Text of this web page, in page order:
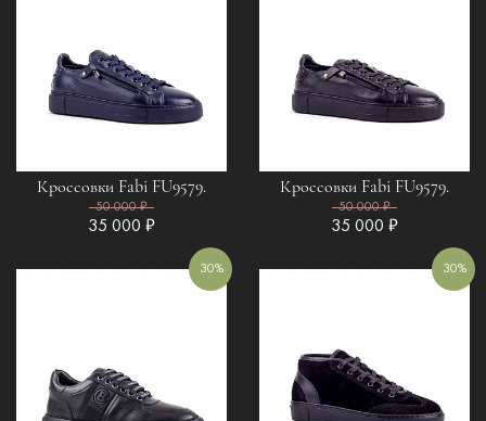
Кроссовки Fabi FU9579.
50 000 ₽
35 000 ₽
Кроссовки Fabi FU9579.
50 000 ₽
35 000 ₽
30% 30%